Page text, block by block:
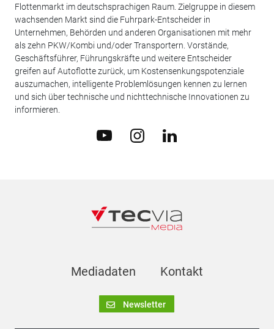
Flottenmarkt im deutschsprachigen Raum. Zielgruppe in diesem
wachsenden Markt sind die Fuhrpark-Entscheider in
Unternehmen, Behörden und anderen Organisationen mit mehr
als zehn PKW/Kombi und/oder Transportern. Vorstände,
Geschäftsführer, Führungskräfte und weitere Entscheider
greifen auf Autoflotte zurück, um Kostensenkungspotenziale
auszumachen, intelligente Problemlösungen kennen zu lernen
und sich über technische und nichttechnische Innovationen zu
informieren.
Mediadaten Kontakt
Newsletter